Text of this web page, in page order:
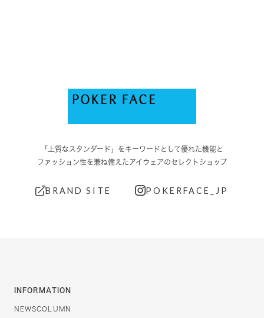
「上質なスタンダード」をキーワードとして優れた機能と
ファッション性を兼ね備えたアイウェアのセレクトショップ
BRAND SITE POKERFACE_JP
INFORMATION
NEWSCOLUMN